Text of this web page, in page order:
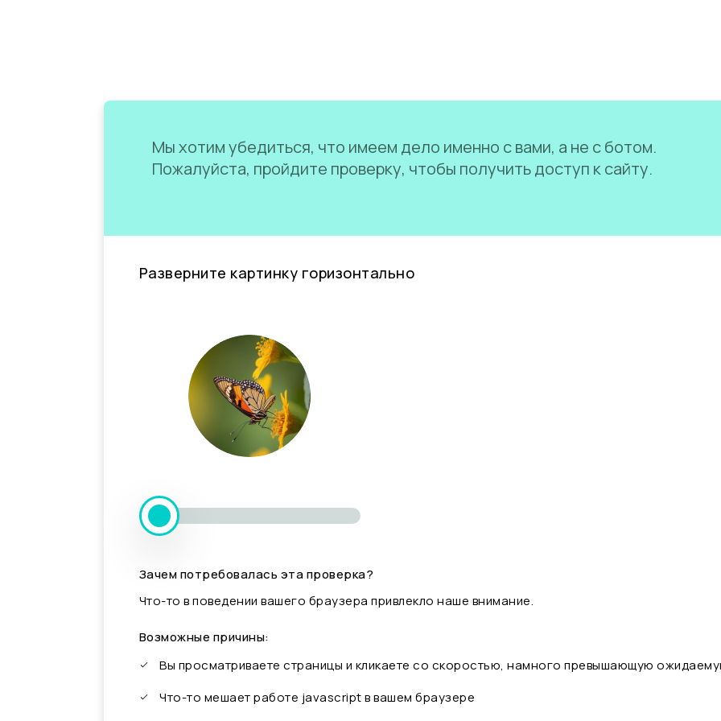
Мы хотим убедиться, что имеем дело именно с вами, а не с ботом.
Пожалуйста, пройдите проверку, чтобы получить доступ к сайту.
Разверните картинку горизонтально
Зачем потребовалась эта проверка?
Что-то в поведении вашего браузера привлекло наше внимание.
Возможные причины:
Вы просматриваете страницы и кликаете со скоростью, намного превышающую
Что-то мешает работе javascript в вашем браузере